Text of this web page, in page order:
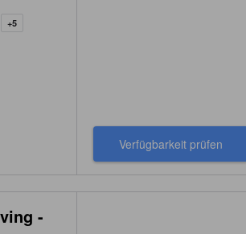
+5
Verfügbarkeit prüfen
-